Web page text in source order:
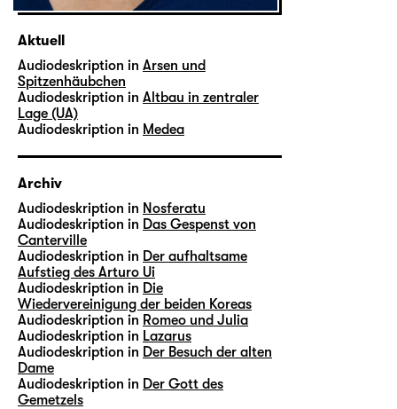
Aktuell
Audiodeskription in Arsen und
Spitzenhäubchen
Audiodeskription in Altbau in zentraler
Lage (UA)
Audiodeskription in Medea
Archiv
Audiodeskription in Nosferatu
Audiodeskription in Das Gespenst von
Canterville
Audiodeskription in Der aufhaltsame
Aufstieg des Arturo Ui
Audiodeskription in Die
Wiedervereinigung der beiden Koreas
Audiodeskription in Romeo und Julia
Audiodeskription in Lazarus
Audiodeskription in Der Besuch der alten
Dame
Audiodeskription in Der Gott des
Gemetzels